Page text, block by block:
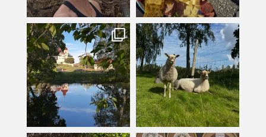
kullanslycka
Jul 16
kullanslycka
Jul 12